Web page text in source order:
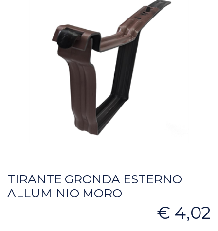
TIRANTE GRONDA ESTERNO
ALLUMINIO MORO
€ 4,02